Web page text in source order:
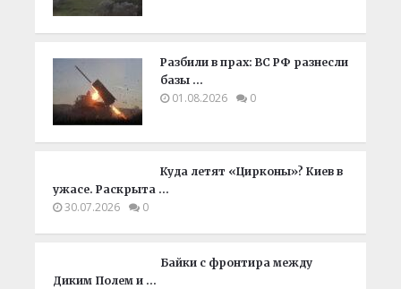
Разбили в прах: ВС РФ разнесли
базы …
01.08.2026 0
Куда летят «Цирконы»? Киев в
ужасе. Раскрыта …
30.07.2026 0
Байки с фронтира между
Диким Полем и …